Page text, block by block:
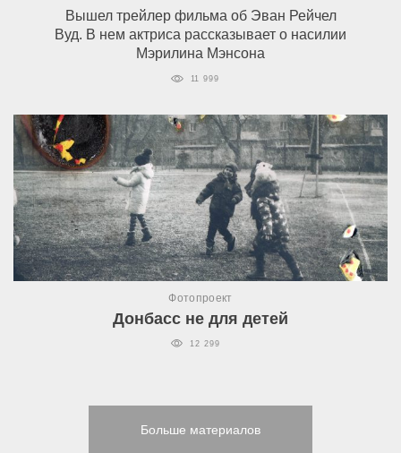
Вышел трейлер фильма об Эван Рейчел
Вуд. В нем актриса рассказывает о насилии
Мэрилина Мэнсона
11 999
Фотопроект
Донбасс не для детей
12 299
Больше материалов